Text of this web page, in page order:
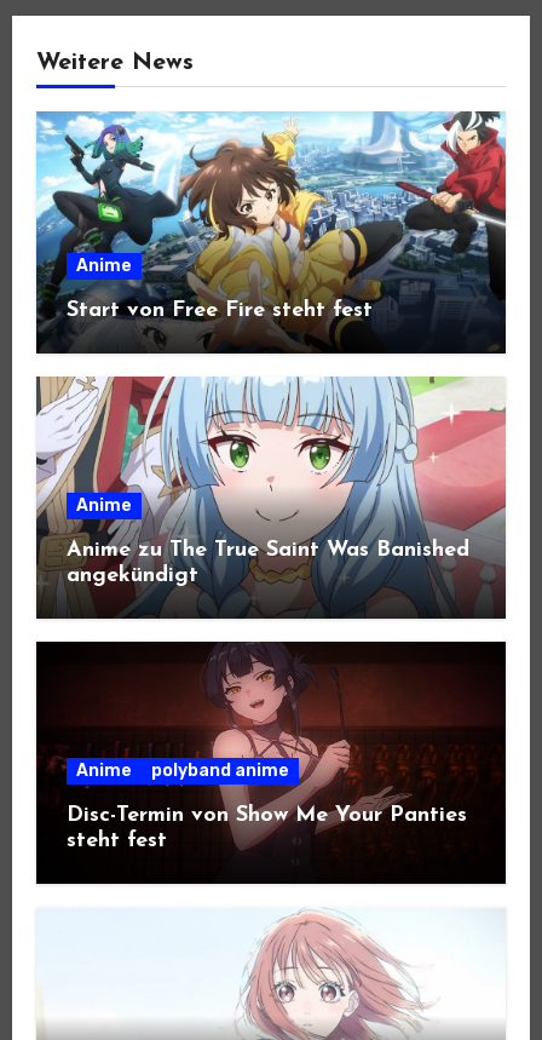
Weitere News
Anime
Start von Free Fire steht fest
Anime
Anime zu The True Saint Was Banished
angekündigt
Anime polyband anime
Disc-Termin von Show Me Your Panties
steht fest